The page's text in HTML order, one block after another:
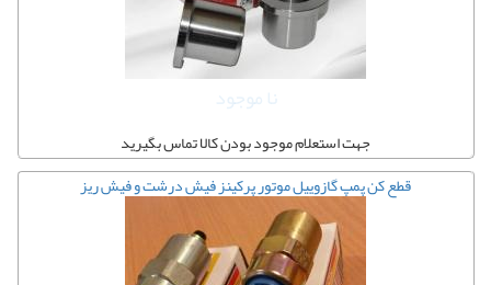
نا موجود
جهت استعلام موجود بودن کالا تماس بگیرید
قطع کن پمپ گازوییل موتور پرکینز فیش درشت و فیش ریز